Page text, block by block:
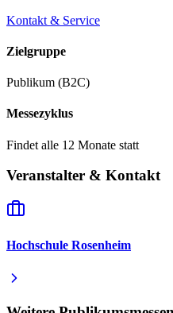
Kontakt & Service
Zielgruppe
Publikum (B2C)
Messezyklus
Findet alle 12 Monate statt
Veranstalter & Kontakt
Hochschule Rosenheim